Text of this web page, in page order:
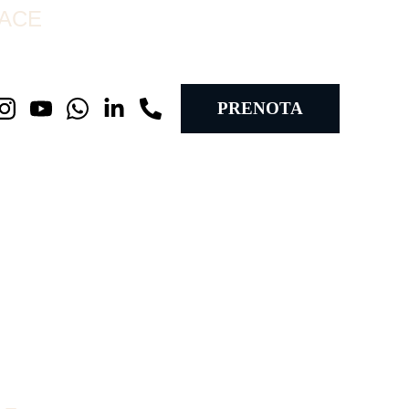
PRENOTA